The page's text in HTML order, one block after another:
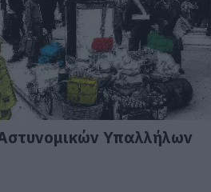
Υπαλλήλων